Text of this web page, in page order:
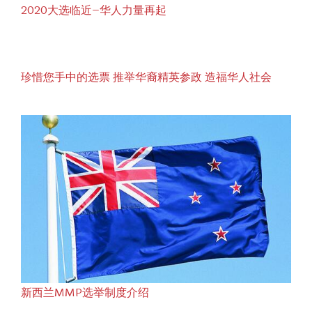
2020大选临近–华人力量再起
珍惜您手中的选票 推举华裔精英参政 造福华人社会
新西兰MMP选举制度介绍